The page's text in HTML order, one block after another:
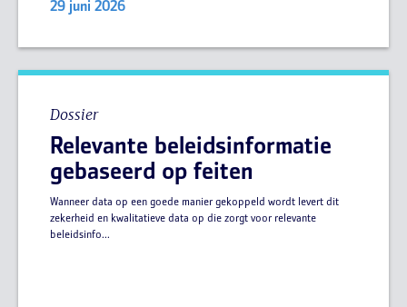
29 juni 2026
Dossier
Relevante beleidsinformatie
gebaseerd op feiten
Wanneer data op een goede manier gekoppeld wordt levert dit
zekerheid en kwalitatieve data op die zorgt voor relevante
beleidsinfo...